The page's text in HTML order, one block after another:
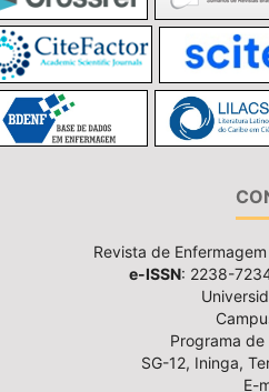
Revista de
e-ISSN: 2238-
Programa
SG-12, Ininga,
E-